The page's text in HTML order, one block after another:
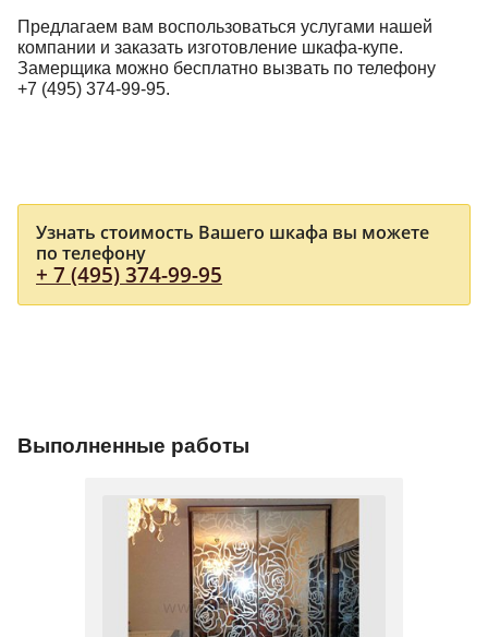
Предлагаем вам воспользоваться услугами нашей
компании и заказать изготовление шкафа-купе.
Замерщика можно бесплатно вызвать по телефону
+7 (495) 374-99-95.
Узнать стоимость Вашего шкафа вы можете
по телефону
+ 7 (495) 374-99-95
Выполненные работы